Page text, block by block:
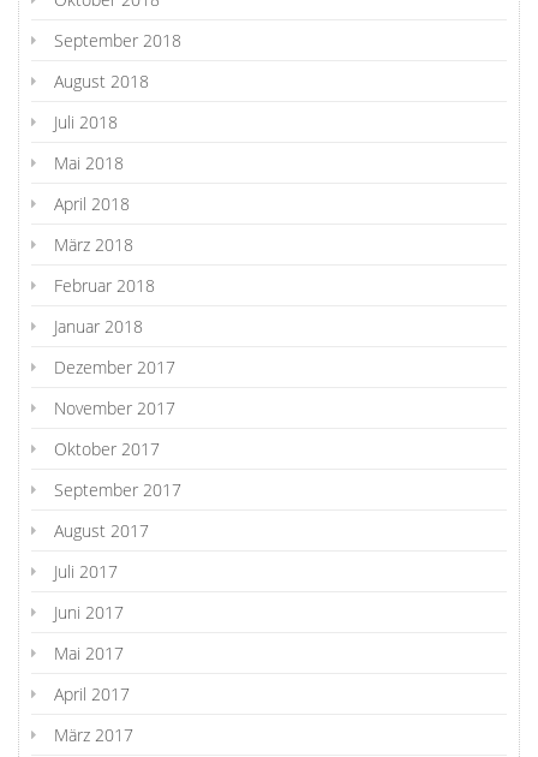
September 2018
August 2018
Juli 2018
Mai 2018
April 2018
März 2018
Februar 2018
Januar 2018
Dezember 2017
November 2017
Oktober 2017
September 2017
August 2017
Juli 2017
Juni 2017
Mai 2017
April 2017
März 2017